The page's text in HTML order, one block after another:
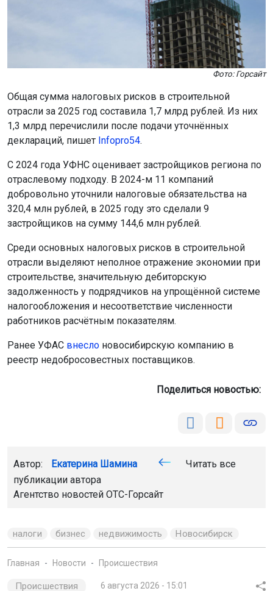
Фото: Горсайт
Общая сумма налоговых рисков в строительной
отрасли за 2025 год составила 1,7 млрд рублей. Из них
1,3 млрд перечислили после подачи уточнённых
деклараций, пишет Infopro54.
С 2024 года УФНС оценивает застройщиков региона по
отраслевому подходу. В 2024-м 11 компаний
добровольно уточнили налоговые обязательства на
320,4 млн рублей, в 2025 году это сделали 9
застройщиков на сумму 144,6 млн рублей.
Среди основных налоговых рисков в строительной
отрасли выделяют неполное отражение экономии при
строительстве, значительную дебиторскую
задолженность у подрядчиков на упрощённой системе
налогообложения и несоответствие численности
работников расчётным показателям.
Ранее УФАС внесло новосибирскую компанию в
реестр недобросовестных поставщиков.
Поделиться новостью:
Автор: Екатерина Шамина
Читать все
публикации автора
Агентство новостей ОТС-Горсайт
налоги бизнес недвижимость Новосибирск
Главная Новости Происшествия
Происшествия 6 августа 2026 - 15:01